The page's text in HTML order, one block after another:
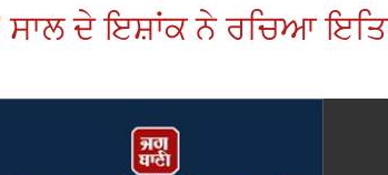
ਦੇ ਇਸ਼ਾਂਕ ਨੇ ਰਚਿਆ